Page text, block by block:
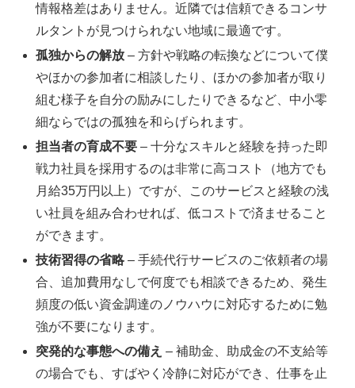
情報格差はありません。近隣では信頼できるコンサ
ルタントが見つけられない地域に最適です。
孤独からの解放 – 方針や戦略の転換などについて僕
やほかの参加者に相談したり、ほかの参加者が取り
組む様子を自分の励みにしたりできるなど、中小零
細ならではの孤独を和らげられます。
担当者の育成不要 – 十分なスキルと経験を持った即
戦力社員を採用するのは非常に高コスト（地方でも
月給35万円以上）ですが、このサービスと経験の浅
い社員を組み合わせれば、低コストで済ませること
ができます。
技術習得の省略– 手続代行サービスのご依頼者の場
合、追加費用なしで何度でも相談できるため、発生
頻度の低い資金調達のノウハウに対応するために勉
強が不要になります。
突発的な事態への備え – 補助金、助成金の不支給等
の場合でも、すばやく冷静に対応ができ、仕事を止